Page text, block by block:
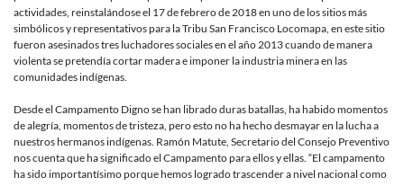
actividades, reinstalándose el 17 de febrero de 2018 en uno de los sitios más
simbólicos y representativos para la Tribu San Francisco Locomapa, en este sitio
fueron asesinados tres luchadores sociales en el año 2013 cuando de manera
violenta se pretendía cortar madera e imponer la industria minera en las
comunidades indígenas.
Desde el Campamento Digno se han librado duras batallas, ha habido momentos
de alegría, momentos de tristeza, pero esto no ha hecho desmayar en la lucha a
nuestros hermanos indígenas. Ramón Matute, Secretario del Consejo Preventivo
nos cuenta que ha significado el Campamento para ellos y ellas. “El campamento
ha sido importantísimo porque hemos logrado trascender a nivel nacional como